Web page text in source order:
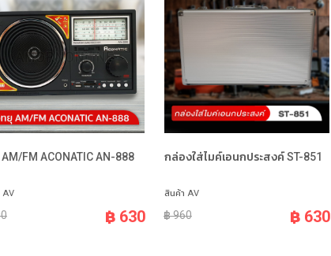
FM ACONATIC AN-888
AV
฿ 630
กล่องใส่ไมค์เอนกประสงค์ ST-851
สินค้า AV
฿ 960 ฿ 630